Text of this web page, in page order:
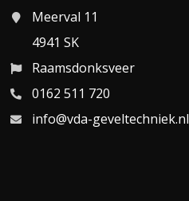
Meerval 11
4941 SK
Raamsdonksveer
0162 511 720
info@vda-geveltechniek.nl